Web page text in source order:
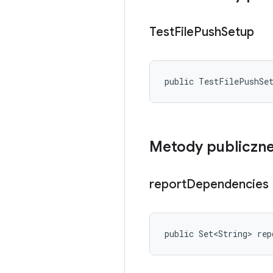
TestFilePushSetup
public
Metody
reportDependencies
public Set<String>